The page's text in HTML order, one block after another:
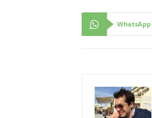
WhatsApp